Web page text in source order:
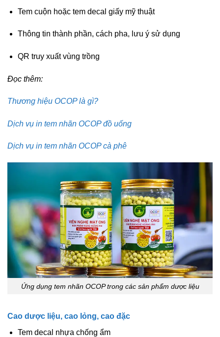
Tem cuộn hoặc tem decal giấy mỹ thuật
Thông tin thành phần, cách pha, lưu ý sử dụng
QR truy xuất vùng trồng
Đọc thêm:
Thương hiệu OCOP là gì?
Dịch vụ in tem nhãn OCOP đồ uống
Dịch vụ in tem nhãn OCOP cà phê
Ứng dụng tem nhãn OCOP trong các sản phẩm dược liệu
Cao dược liệu, cao lỏng, cao đặc
Tem decal nhựa chống ẩm